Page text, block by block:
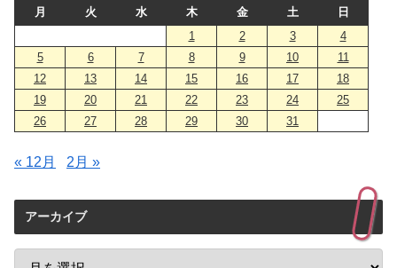
月 火 水 木 金 土
日
1
2 3
4
5
6 7 8 9 10
11
12
13 14 15 16 17
18
19
20 21 22 23 24
25
26
27 28 29 30 31
« 12月 2月 »
アーカイブ